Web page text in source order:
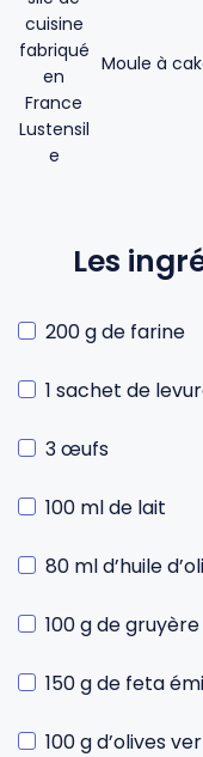
Moule à
Les
200 g de farine
1 sachet de
3 œufs
100 ml de lait
80 ml d’huile
100 g de
150 g de feta
100 g d’olives